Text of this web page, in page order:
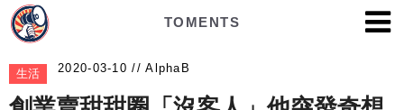
TOMENTS
生活 AlphaB